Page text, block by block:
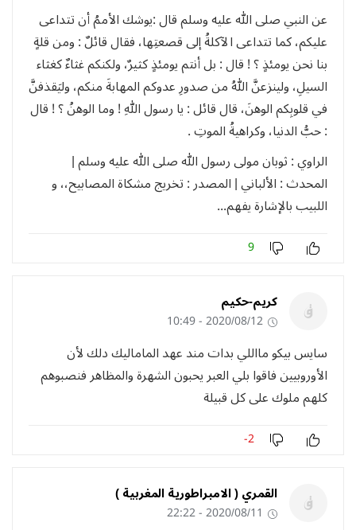
عن النبي صلى الله عليه وسلم قال :يوشك الأممُ أن تتداعى
عليكم، كما تتداعى الآكلةُ إلى قصعتِها، فقال قائلٌ : ومن قلةٍ
بنا نحن يومئذٍ ؟ ! قال : بل أنتم يومئذٍ كثيرٌ، ولكنكم غثاءٌ كغثاء
السيلِ، ولينزعنَّ اللهُ من صدورِ عدوكم المهابةَ منكم، وليَقذفنَّ
في قلوبِكم الوهنَ، قال قائل : يا رسول اللهِ ! وما الوهنُ ؟ ! قال
: حبُّ الدنيا، وكراهيةُ الموتِ .
الراوي : ثوبان مولى رسول الله صلى الله عليه وسلم |
المحدث : الألباني | المصدر : تخريج مشكاة المصابيح،، و
اللبيب بالإشارة يفهم...
9
كريم-حكيم
2020/08/12 - 10:49
سايس بيكو مااللي بدات مند عهد الماماليك دلك لأن
الأوروبيين فاقوا بلي العبر يحبون الشهرة والمظاهر فنصبوهم
كلهم ملوك على كل قبيلة
-2
القمري ( الامبراطورية المغربية )
2020/08/11 - 22:22